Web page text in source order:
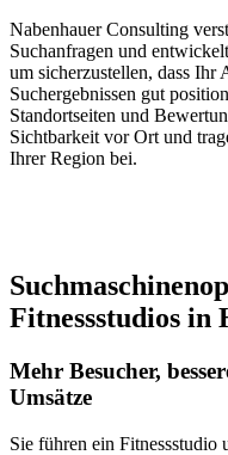
Nabenhauer Consulting
Suchanfragen und
um sicherzustellen, dass Ihr
Suchergebnissen gut
Standortseiten und
Sichtbarkeit vor Ort und
Ihrer Region bei.
Fitnessstudios in
Mehr Besucher,
Umsätze
Sie führen ein Fitnessstudio